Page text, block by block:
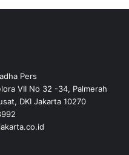
Pers
VII No 32 -34, Palmerah
DKI Jakarta 10270